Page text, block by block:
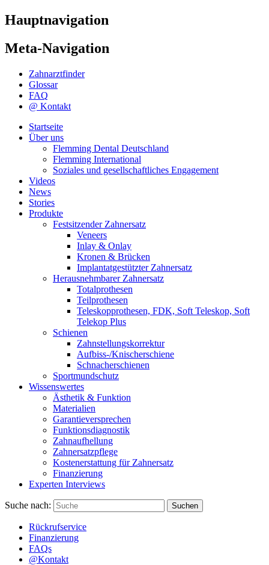
Hauptnavigation
Meta-Navigation
Zahnarztfinder
Glossar
FAQ
@ Kontakt
Startseite
Über uns
Flemming Dental Deutschland
Flemming International
Soziales und gesellschaftliches Engagement
Videos
News
Stories
Produkte
Festsitzender Zahnersatz
Veneers
Inlay & Onlay
Kronen & Brücken
Implantatgestützter Zahnersatz
Herausnehmbarer Zahnersatz
Totalprothesen
Teilprothesen
Teleskopprothesen, FDK, Soft Teleskop, Soft
Telekop Plus
Schienen
Zahnstellungskorrektur
Aufbiss-/Knischerschiene
Schnacherschienen
Sportmundschutz
Wissenswertes
Ästhetik & Funktion
Materialien
Garantieversprechen
Funktionsdiagnostik
Zahnaufhellung
Zahnersatzpflege
Kostenerstattung für Zahnersatz
Finanzierung
Experten Interviews
Suche nach: Suchen
Rückrufservice
Finanzierung
FAQs
@Kontakt